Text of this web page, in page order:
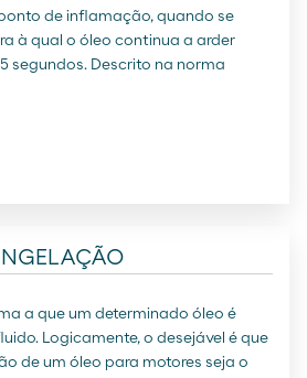
de inflamação, quando se
à qual o óleo continua a arder
segundos. Descrito na norma
a que um determinado óleo é
Logicamente, o desejável é que
de um óleo para motores seja o